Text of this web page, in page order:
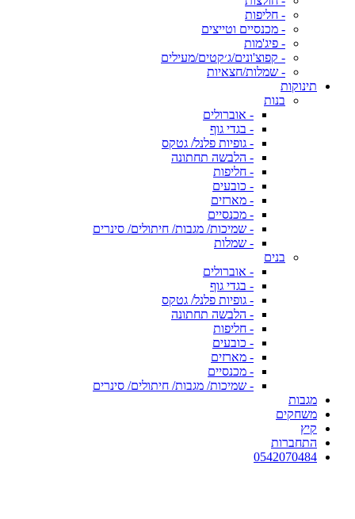
- חליפות
- מכנסיים וטייצים
- פיג'מות
- קפוצ'ונים/ג׳קטים/מעילים
- שמלות/חצאיות
תינוקות
בנות
- אוברולים
- בגדי גוף
- גופיות פלנל/ גטקס
- הלבשה תחתונה
- חליפות
- כובעים
- מארזים
- מכנסיים
- שמיכות/ מגבות/ חיתולים/ סינרים
- שמלות
בנים
- אוברולים
- בגדי גוף
- גופיות פלנל/ גטקס
- הלבשה תחתונה
- חליפות
- כובעים
- מארזים
- מכנסיים
- שמיכות/ מגבות/ חיתולים/ סינרים
מגבות
משחקים
קיץ
התחברות
0542070484